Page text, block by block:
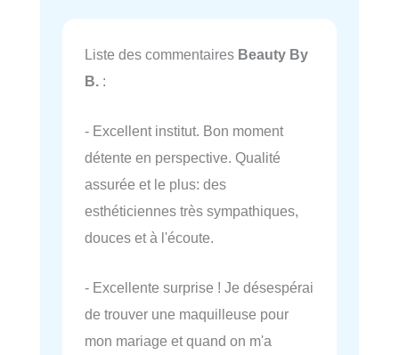
Liste des commentaires Beauty By
B. :
- Excellent institut. Bon moment
détente en perspective. Qualité
assurée et le plus: des
esthéticiennes très sympathiques,
douces et à l'écoute.
- Excellente surprise ! Je désespérai
de trouver une maquilleuse pour
mon mariage et quand on m'a